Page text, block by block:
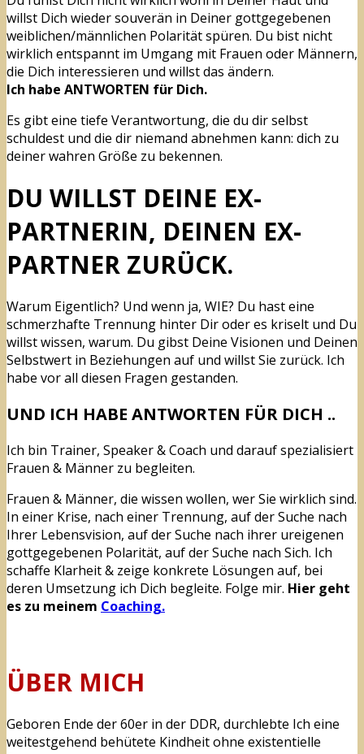
willst Dich wieder souverän in Deiner gottgegebenen
weiblichen/männlichen Polarität spüren. Du bist nicht
wirklich entspannt im Umgang mit Frauen oder Männern,
die Dich interessieren und willst das ändern.
Ich habe ANTWORTEN für Dich.
Es gibt eine tiefe Verantwortung, die du dir selbst
schuldest und die dir niemand abnehmen kann: dich zu
deiner wahren Größe zu bekennen.
DU WILLST DEINE EX-
PARTNERIN, DEINEN EX-
PARTNER ZURÜCK.
Warum Eigentlich? Und wenn ja, WIE? Du hast eine
schmerzhafte Trennung hinter Dir oder es kriselt und Du
willst wissen, warum. Du gibst Deine Visionen und Deinen
Selbstwert in Beziehungen auf und willst Sie zurück. Ich
habe vor all diesen Fragen gestanden.
UND ICH HABE ANTWORTEN FÜR DICH ..
Ich bin Trainer, Speaker & Coach und darauf spezialisiert
Frauen & Männer zu begleiten.
Frauen & Männer, die wissen wollen, wer Sie wirklich sind.
In einer Krise, nach einer Trennung, auf der Suche nach
Ihrer Lebensvision, auf der Suche nach ihrer ureigenen
gottgegebenen Polarität, auf der Suche nach Sich. Ich
schaffe Klarheit & zeige konkrete Lösungen auf, bei
deren Umsetzung ich Dich begleite. Folge mir. Hier geht
es zu meinem Coaching.
ÜBER MICH
Geboren Ende der 60er in der DDR, durchlebte Ich eine
weitestgehend behütete Kindheit ohne existentielle